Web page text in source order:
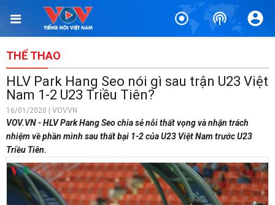
THỂ THAO
HLV Park Hang Seo nói gì sau trận U23 Việt
Nam 1-2 U23 Triều Tiên?
16/01/2020 | VOVVN
VOV.VN - HLV Park Hang Seo chia sẻ nỗi thất vọng và nhận trách
nhiệm về phần mình sau thất bại 1-2 của U23 Việt Nam trước U23
Triều Tiên.